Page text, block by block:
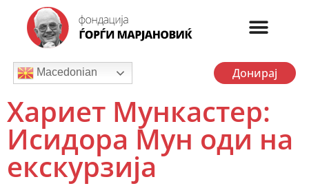
Macedonian Донирај
Хариет Мункастер:
Исидора Мун оди на
екскурзија